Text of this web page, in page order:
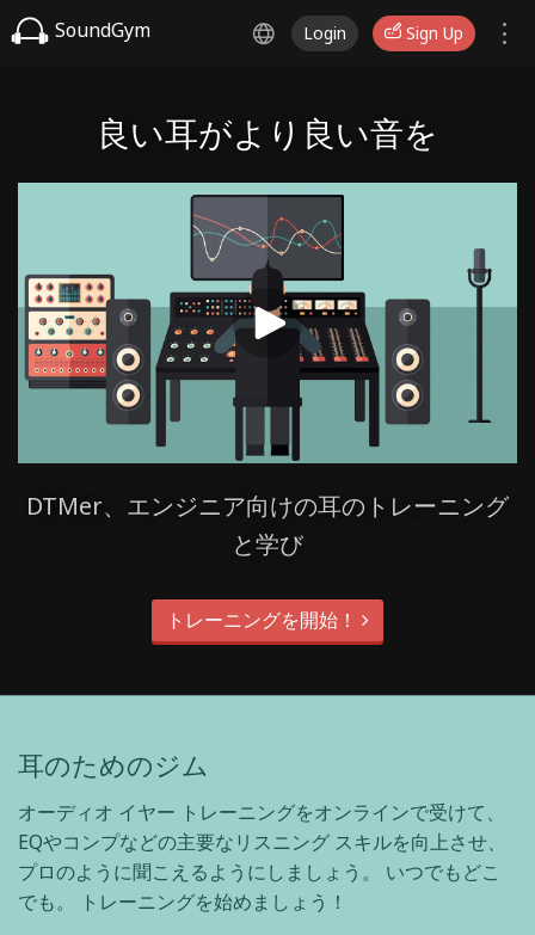
SoundGym Login Sign Up
良い耳がより良い音を
DTMer、エンジニア向けの耳のトレーニング
と学び
トレーニングを開始！
耳のためのジム
オーディオ イヤー トレーニングをオンラインで受けて、
EQやコンプなどの主要なリスニング スキルを向上させ、
プロのように聞こえるようにしましょう。 いつでもどこ
でも。 トレーニングを始めましょう！